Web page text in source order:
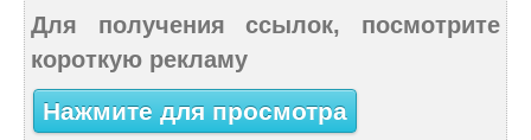
Для получения ссылок, посмотрите
короткую рекламу
Нажмите для просмотра